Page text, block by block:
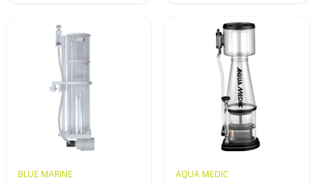
BLUE MARINE AQUA MEDIC